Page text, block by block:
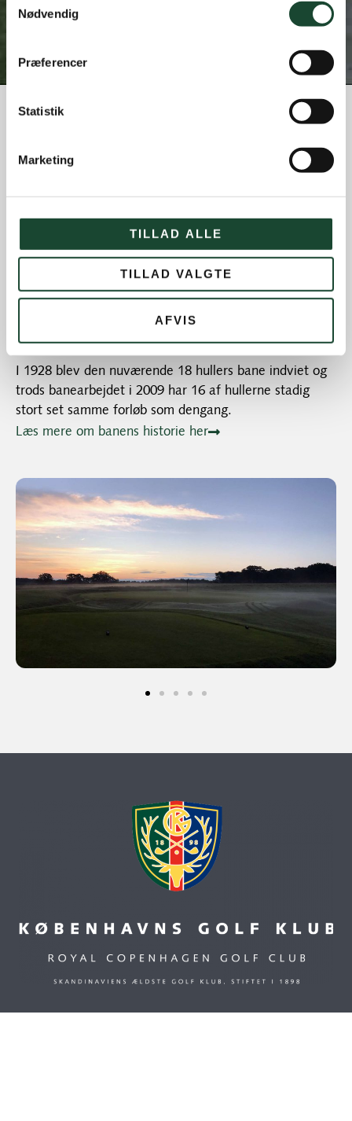
Nødvendig
Præferencer
Statistik
Marketing
TILLAD ALLE
TILLAD VALGTE
AFVIS
Københavns Golf Klub
KGK er ikke alene Danmarks, men også
der lå tæt på Vibenshus runddel i København.
Spillerne gravede selv hullerne om morgenen og
dækkede dem til igen om aftenen. Men hurtigt fik
klubben mulighed for at leje et område sydvest for
Eremitageslottet, hvor der i 1899 blev anlagt 9 huller,
vis a vis den daværende galopbane.
I 1928 blev den nuværende 18 hullers bane indviet og
trods banearbejdet i 2009 har 16 af hullerne stadig
stort set samme forløb som dengang.
Læs mere om banens historie her